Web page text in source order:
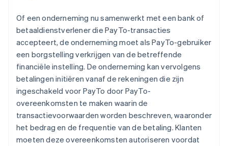
Of een onderneming nu samenwerkt met een bank of
betaaldienstverlener die PayTo-transacties
accepteert, de onderneming moet als PayTo-gebruiker
een borgstelling verkrijgen van de betreffende
financiële instelling. De onderneming kan vervolgens
betalingen initiëren vanaf de rekeningen die zijn
ingeschakeld voor PayTo door PayTo-
overeenkomsten te maken waarin de
transactievoorwaarden worden beschreven, waaronder
het bedrag en de frequentie van de betaling. Klanten
moeten deze overeenkomsten autoriseren voordat